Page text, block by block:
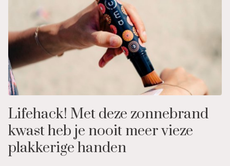
Lifehack! Met deze zonnebrand
kwast heb je nooit meer vieze
plakkerige handen